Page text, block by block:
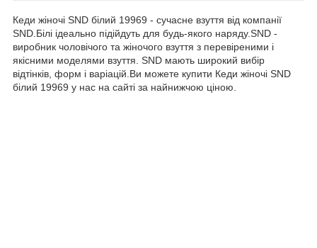
Кеди жіночі SND білий 19969 - сучасне взуття від компанії
SND.Білі ідеально підійдуть для будь-якого наряду.SND -
виробник чоловічого та жіночого взуття з перевіреними і
якісними моделями взуття. SND мають широкий вибір
відтінків, форм і варіацій.Ви можете купити Кеди жіночі SND
білий 19969 у нас на сайті за найнижчою ціною.